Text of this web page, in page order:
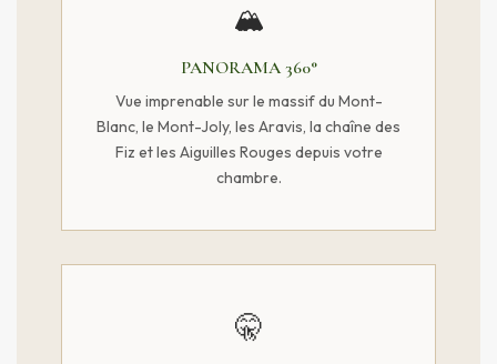
🏔️
PANORAMA 360°
Vue imprenable sur le massif du Mont-
Blanc, le Mont-Joly, les Aravis, la chaîne des
Fiz et les Aiguilles Rouges depuis votre
chambre.
🤫